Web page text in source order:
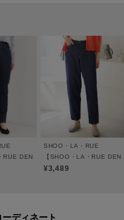
ます。
て見える場合があります。ま
より、若干製品と画像のカラー
おすすめです！■
ツ
RUE DENIM】毎日使いたくなる ストレ
SHOO・LA・RUE
【SHOO・LA・RUE
¥3,489